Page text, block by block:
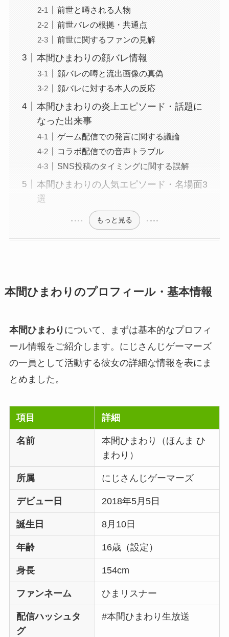
前世と噂される人物
前世バレの根拠・共通点
前世に関するファンの見解
本間ひまわりの顔バレ情報
顔バレの噂と流出画像の真偽
顔バレに対する本人の反応
本間ひまわりの炎上エピソード・話題に
なった出来事
ゲーム配信での発言に関する議論
コラボ配信での音声トラブル
SNS投稿のタイミングに関する誤解
本間ひまわりの人気エピソード・名場面3
選
もっと見る
本間ひまわりのプロフィール・基本情報
本間ひまわり について、まずは基本的なプロフィ
ール情報をご紹介します。にじさんじゲーマーズ
の一員として活動する彼女の詳細な情報を表にま
とめました。
項目 詳細
名前
本間ひまわり（ほんま ひ
まわり）
所属 にじさんじゲーマーズ
デビュー日 2018年5月5日
誕生日 8月10日
年齢 16歳（設定）
身長 154cm
ファンネーム ひまリスナー
配信ハッシュタ
グ
#本間ひまわり生放送